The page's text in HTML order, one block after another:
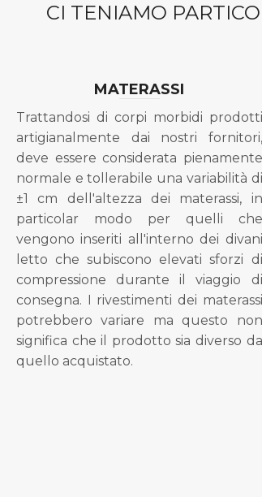
CI TENIAMO
MATERASSI
Trattandosi di corpi morbidi prodotti
artigianalmente dai nostri fornitori,
deve essere considerata pienamente
normale e tollerabile una variabilità di
±1 cm dell'altezza dei materassi, in
particolar modo per quelli che
vengono inseriti all'interno dei divani
letto che subiscono elevati sforzi di
compressione durante il viaggio di
consegna. I rivestimenti dei materassi
potrebbero variare ma questo non
significa che il prodotto sia diverso da
quello acquistato.